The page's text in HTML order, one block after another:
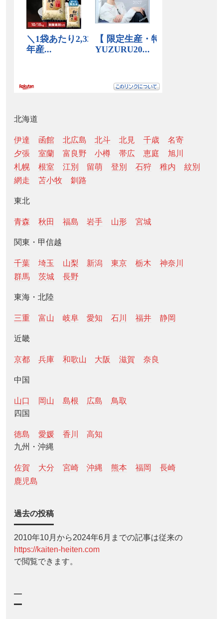
北海道
伊達 函館 北広島 北斗 北見 千歳
名寄
夕張
室蘭 富良野 小樽 帯広 恵庭
旭川
札幌
根室 江別 留萌 登別 石狩 稚内
紋別
網走
苫小牧 釧路
東北
青森 秋田 福島 岩手 山形 宮城
関東・甲信越
千葉 埼玉 山梨 新潟 東京 栃木
神奈川
群馬
茨城 長野
東海・北陸
三重 富山 岐阜 愛知 石川 福井 静岡
近畿
京都 兵庫 和歌山 大阪 滋賀 奈良
中国
山口 岡山 島根 広島
鳥取
四国
徳島 愛媛 香川
高知
九州・沖縄
佐賀 大分 宮崎 沖縄 熊本 福岡
長崎
鹿児島
過去の投稿
2010年10月から2024年6月までの記事は従来の
https://kaiten-heiten.com
で閲覧できます。
—